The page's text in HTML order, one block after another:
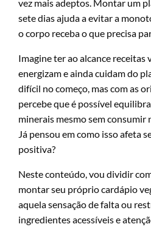
vez mais adeptos. Montar um
sete dias ajuda a evitar a
o corpo receba o que precisa
Imagine ter ao alcance receitas
energizam e ainda cuidam do
difícil no começo, mas com as
percebe que é possível
minerais mesmo sem consumir
Já pensou em como isso afeta
positiva?
Neste conteúdo, vou dividir
montar seu próprio cardápio
aquela sensação de falta ou
ingredientes acessíveis e